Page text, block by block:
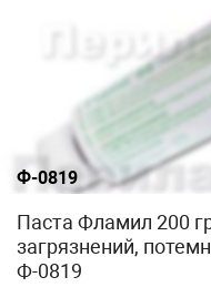
Ф-0819
Паста Фламил 200
загрязнений,
Ф-0819